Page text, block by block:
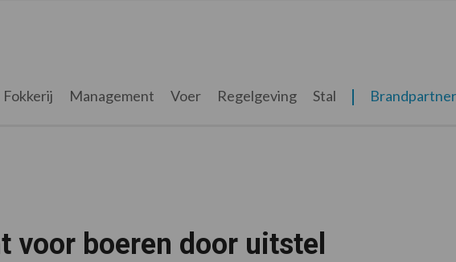
Fokkerij Management Voer Regelgeving Stal
voor boeren door uitstel